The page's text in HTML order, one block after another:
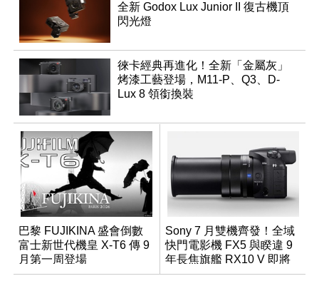
全新 Godox Lux Junior II 復古機頂
閃光燈
徠卡經典再進化！全新「金屬灰」
烤漆工藝登場，M11-P、Q3、D-
Lux 8 領銜換裝
巴黎 FUJIKINA 盛會倒數
富士新世代機皇 X-T6 傳 9
月第一周登場
Sony 7 月雙機齊發！全域
快門電影機 FX5 與睽違 9
年長焦旗艦 RX10 V 即將
登場